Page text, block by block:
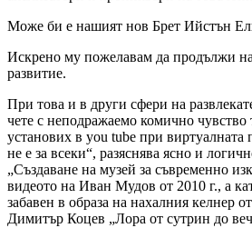
Може би е нашият нов Брет Ийстън
Искрено му пожелавам да продължи
развитие.
При това и в други сфери на
чете с неподражаемо комично чувство
установих в you tube при виртуалната
не е за всеки“, разяснява ясно и
„Създаване на музей за съвременно
видеото на Иван Мудов от 2010 г., а
забавен в образа на нахалния келнер
Димитър Коцев „Лора от сутрин до